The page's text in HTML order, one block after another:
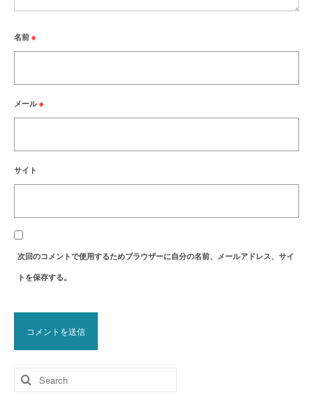
名前 ※
メール※
サイト
次回のコメントで使用するためブラウザーに自分の名前、メールアドレス、サイ
トを保存する。
Search